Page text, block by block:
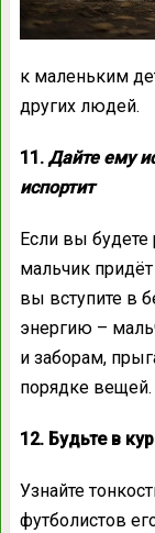
к маленьким
других людей.
11. Дайте ему
испортит
Если вы будете
мальчик
вы вступите в
энергию –
и заборам,
порядке вещей.
12. Будьте в
Узнайте
футболистов